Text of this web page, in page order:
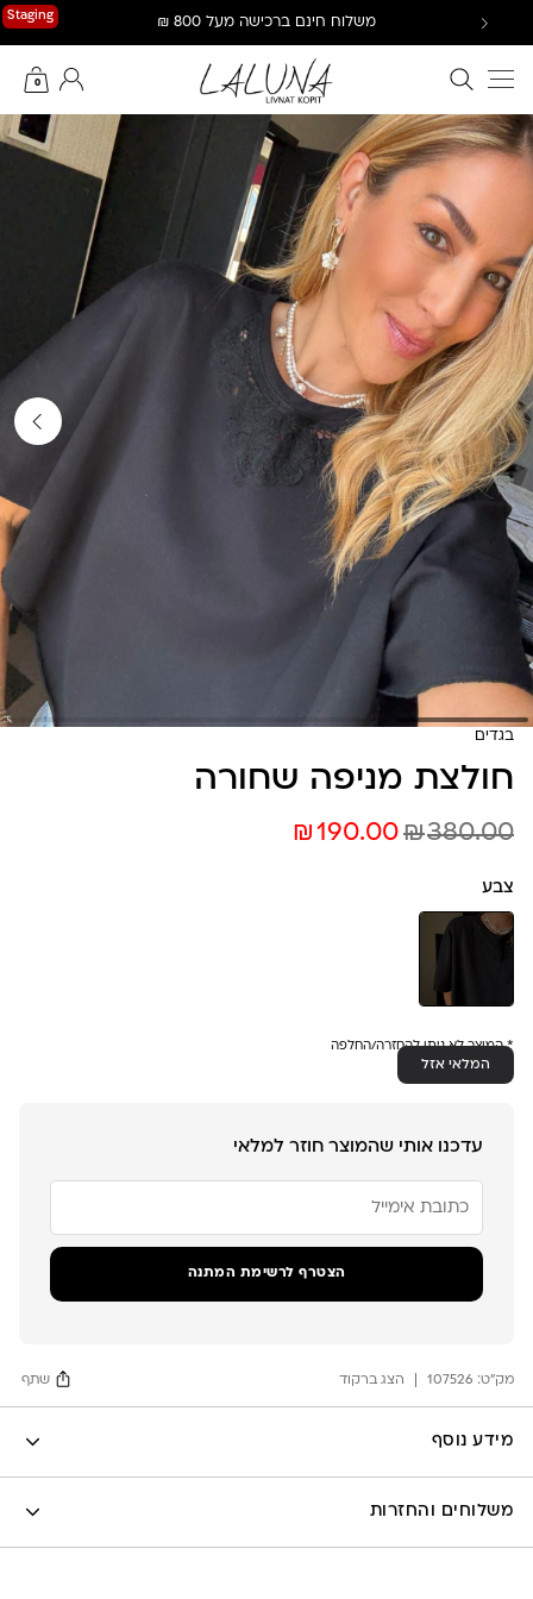
Staging משלוח חינם ברכישה מעל 800 ₪
חיפוש באתר
0
החשבון שלי
בגדים
חולצת מניפה שחורה
₪190.00₪380.00
צבע
* המוצר לא ניתן להחזרה/החלפה
המלאי אזל
עדכנו אותי שהמוצר חוזר למלאי
את
כתובת
הדוא"ל
כדי
עבור
מוצר
הצטרף לרשימת המתנה
מק"ט: 107526 הצג ברקוד שתף
מידע נוסף
משלוחים והחזרות